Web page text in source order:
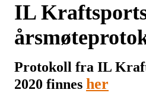
IL
Protokoll fra IL
2020 finnes her